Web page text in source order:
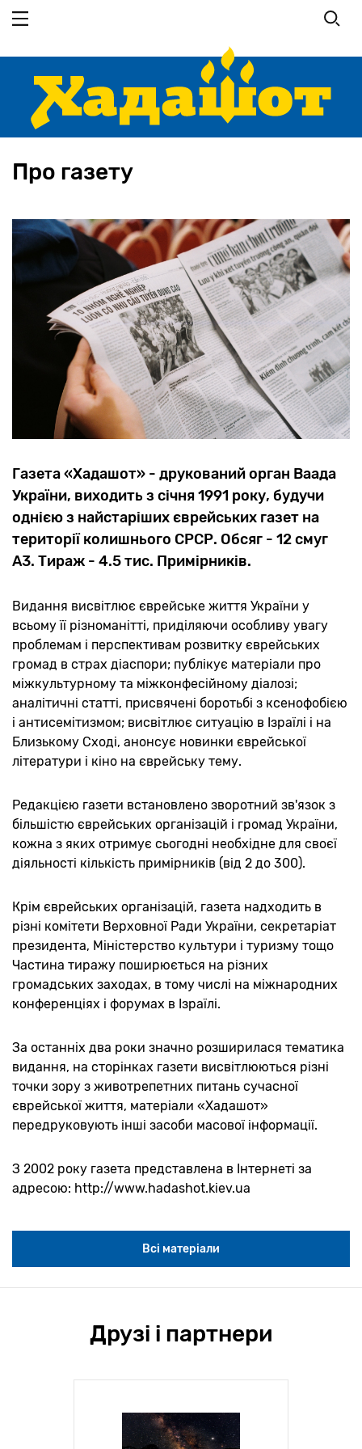
основного
Про газету
Газета «Хадашот» - друкований орган Ваада
України, виходить з січня 1991 року, будучи
однією з найстаріших єврейських газет на
території колишнього СРСР. Обсяг - 12 смуг
А3. Тираж - 4.5 тис. Примірників.
Видання висвітлює єврейське життя України у
всьому її різноманітті, приділяючи особливу увагу
проблемам і перспективам розвитку єврейських
громад в страх діаспори; публікує матеріали про
міжкультурному та міжконфесійному діалозі;
аналітичні статті, присвячені боротьбі з ксенофобією
і антисемітизмом; висвітлює ситуацію в Ізраїлі і на
Близькому Сході, анонсує новинки єврейської
літератури і кіно на єврейську тему.
Редакцією газети встановлено зворотний зв'язок з
більшістю єврейських організацій і громад України,
кожна з яких отримує сьогодні необхідне для своєї
діяльності кількість примірників (від 2 до 300).
Крім єврейських організацій, газета надходить в
різні комітети Верховної Ради України, секретаріат
президента, Міністерство культури і туризму тощо
Частина тиражу поширюється на різних
громадських заходах, в тому числі на міжнародних
конференціях і форумах в Ізраїлі.
За останніх два роки значно розширилася тематика
видання, на сторінках газети висвітлюються різні
точки зору з животрепетних питань сучасної
єврейської життя, матеріали «Хадашот»
передруковують інші засоби масової інформації.
З 2002 року газета представлена в Інтернеті за
адресою: http://www.hadashot.kiev.ua
Всі матеріали
Друзі і партнери